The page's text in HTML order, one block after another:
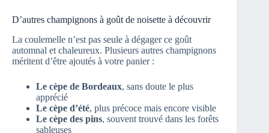
D’autres champignons à goût de noisette à découvrir
La coulemelle n’est pas seule à dégager ce goût
automnal et chaleureux. Plusieurs autres champignons
méritent d’être ajoutés à votre panier :
Le cèpe de Bordeaux, sans doute le plus
apprécié
Le cèpe d’été, plus précoce mais encore visible
Le cèpe des pins, souvent trouvé dans les forêts
sableuses